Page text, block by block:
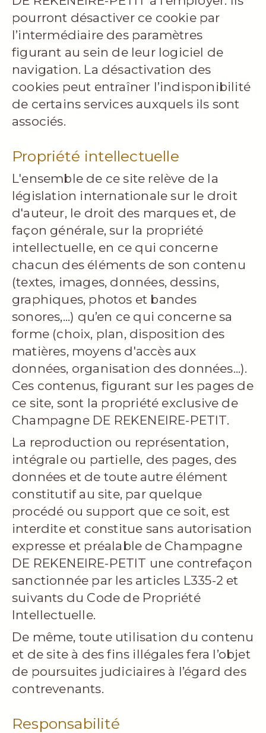
pourront désactiver ce cookie par
l’intermédiaire des paramètres
figurant au sein de leur logiciel de
navigation. La désactivation des
cookies peut entraîner l’indisponibilité
de certains services auxquels ils sont
associés.
Propriété intellectuelle
L'ensemble de ce site relève de la
législation internationale sur le droit
d'auteur, le droit des marques et, de
façon générale, sur la propriété
intellectuelle, en ce qui concerne
chacun des éléments de son contenu
(textes, images, données, dessins,
graphiques, photos et bandes
sonores,...) qu’en ce qui concerne sa
forme (choix, plan, disposition des
matières, moyens d'accès aux
données, organisation des données...).
Ces contenus, figurant sur les pages de
ce site, sont la propriété exclusive de
Champagne DE REKENEIRE-PETIT.
La reproduction ou représentation,
intégrale ou partielle, des pages, des
données et de toute autre élément
constitutif au site, par quelque
procédé ou support que ce soit, est
interdite et constitue sans autorisation
expresse et préalable de Champagne
DE REKENEIRE-PETIT une contrefaçon
sanctionnée par les articles L335-2 et
suivants du Code de Propriété
Intellectuelle.
De même, toute utilisation du contenu
et de site à des fins illégales fera l’objet
de poursuites judiciaires à l’égard des
contrevenants.
Responsabilité